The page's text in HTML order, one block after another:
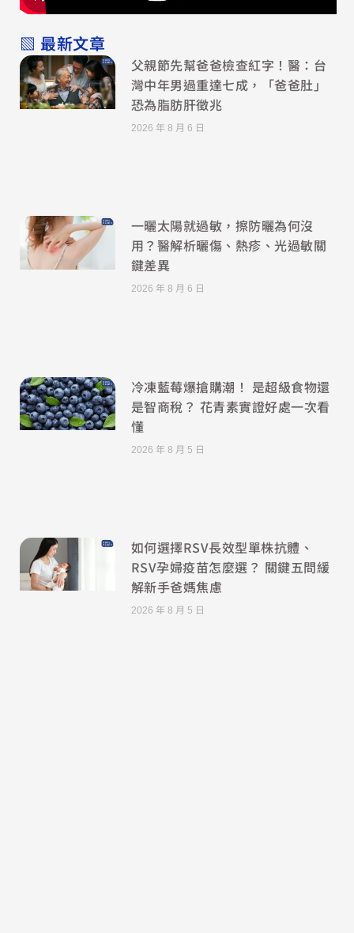
▧ 最新文章
父親節先幫爸爸檢查紅字！醫：台
灣中年男過重達七成，「爸爸肚」
恐為脂肪肝徵兆
2026 年 8 月 6 日
一曬太陽就過敏，擦防曬為何沒
用？醫解析曬傷、熱疹、光過敏關
鍵差異
2026 年 8 月 6 日
冷凍藍莓爆搶購潮！ 是超級食物還
是智商稅？ 花青素實證好處一次看
懂
2026 年 8 月 5 日
如何選擇RSV長效型單株抗體、
RSV孕婦疫苗怎麼選？ 關鍵五問緩
解新手爸媽焦慮
2026 年 8 月 5 日